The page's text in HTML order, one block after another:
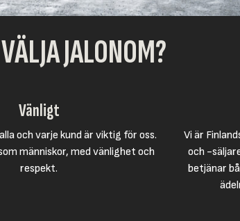
JALONOM?
Vänligt
och varje kund är viktig för oss.
människor, med vänlighet och
respekt.
Vi är
och -
betjänar